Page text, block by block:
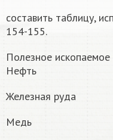
​составить таблицу,
154-155.
Полезное ископаемое
Нефть
Железная руда
Медь